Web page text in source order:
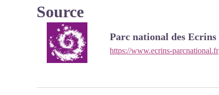
Source
Parc national des Ecrins
https://www.ecrins-parcnational.fr